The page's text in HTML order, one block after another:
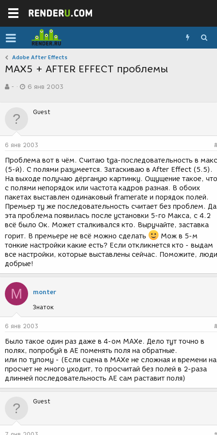
Adobe After Effects
MAX5 + AFTER EFFECT проблемы
в
р
-
а
д
н
и
я
6 янв 2003
Guest
6 янв 2003
Проблема вот в чём. Считаю tga-последовательность в
(5-й). С полями разумеется. Затаскиваю в After Effect (5.5).
На выходе получаю дёрганую картинку. Ощущение такое, что
с полями непорядок или частота кадров разная. В обоих
пакетах выставлен одинаковый framerate и порядок полей.
Премьер ту же последовательность считает без проблем.
эта проблема появилась после установки 5-го Макса, с 4.2
всё было Ок. Может сталкивался кто. Выручайте, заставка
горит. В премьере не всё можно сделать
Мож в 5-м
тонкие настройки какие есть? Если откликнется кто - выдам
все настройки, которые выставлены сейчас. Поможите, люди
добрые!
M monter
Знаток
6 янв 2003
Было такое один раз даже в 4-ом MAXе. Дело тут точно в
полях, попробуй в АЕ поменять поля на обратные.
или по тупому - (Если сцена в МАХе не сложная и времени на
просчет не много уходит, то просчитай без полей в 2-раза
длинней последовательность АЕ сам раставит поля)
Guest